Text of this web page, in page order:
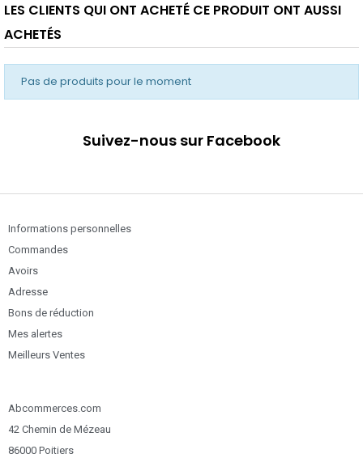
LES CLIENTS QUI ONT ACHETÉ CE PRODUIT ONT AUSSI
ACHETÉS
Pas de produits pour le moment
Suivez-nous sur Facebook
Informations personnelles
Commandes
Avoirs
Adresse
Bons de réduction
Mes alertes
Meilleurs Ventes
Abcommerces.com
42 Chemin de Mézeau
86000 Poitiers